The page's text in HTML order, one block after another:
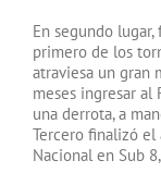
En segundo
primero de los
atraviesa un gran
meses ingresar al
una derrota, a
Tercero finalizó el
Nacional en Sub